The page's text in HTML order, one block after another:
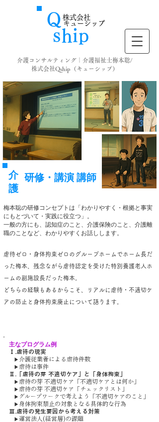
Ｑ株式会社
キューシップ
ｓ
​ｈｉ
ｐ
介護コンサルティング｜介護福祉士梅本聡/
株式会社Qship（キューシップ）
介
護
研修・講演 講師
梅本聡の研修コンセプトは「わかりやすく・根拠と事実
にもとづいて・実践に役立つ」。
一般の方にも、認知症のこと、介護保険のこと、介護離
職のことなど、わかりやすくお話しします。
虐待ゼロ・身体拘束ゼロのグループホームでホーム長だ
った梅本、残念ながら虐待認定を受けた特別養護老人ホ
ームの副施設長だった梅本。
​どちらの経験もあるからこそ、リアルに虐待・不適切ケ
アの防止と身体拘束廃止について語ります。
主なプログラム例
Ⅰ.虐待の現実
▶ 介護従業者による虐待件数
▶ 虐待は事件
Ⅱ.「虐待の芽 不適切ケア」と「身体拘束」
▶ 虐待の芽 不適切ケア「不適切ケアとは何か」
▶ 虐待の芽 不適切ケア「チェックリスト」
▶ グループワークで考えよう「不適切ケアのこと」
▶ 身体拘束禁止の対象となる具体的な行為
Ⅲ.虐待の発生要因から考える対策
▶ 運営法人(経営層)の課題